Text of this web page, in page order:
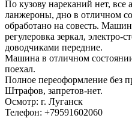
По кузову нареканий нет, все
ланжероны, дно в отличном
обработано на совесть.
регулеровка зеркал, электро-
доводчиками передние.
Машина в отличном
поехал.
Полное переоформление без
Штрафов, запретов-нет.
Осмотр: г. Луганск
Телефон: +79591602060